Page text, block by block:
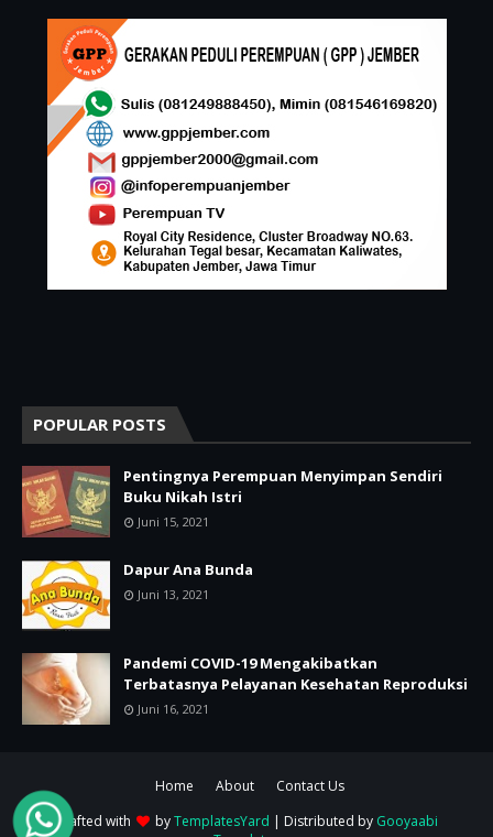
POPULAR POSTS
Pentingnya Perempuan Menyimpan Sendiri
Buku Nikah Istri
Juni 15, 2021
Dapur Ana Bunda
Juni 13, 2021
Pandemi COVID-19 Mengakibatkan
Terbatasnya Pelayanan Kesehatan Reproduksi
Juni 16, 2021
Home About
Contact Us
Crafted with
byTemplatesYard | Distributed by Gooyaabi